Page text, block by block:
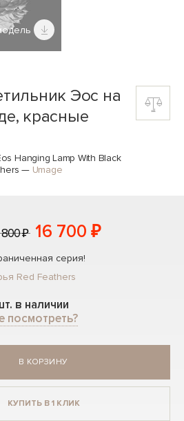
Эос на
красные
Hanging Lamp With Black
— Umage
₽ 16 700 ₽
серия!
Red Feathers
в наличии
посмотреть?
В КОРЗИНУ
КУПИТЬ В 1 КЛИК